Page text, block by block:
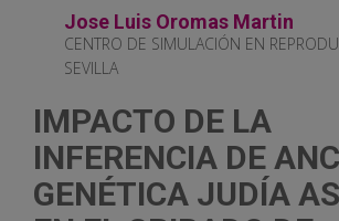
Jose Luis Oromas Martin
CENTRO DE SIMULACIÓN EN
SEVILLA
IMPACTO DE LA
INFERENCIA DE
GENÉTICA JUDÍA